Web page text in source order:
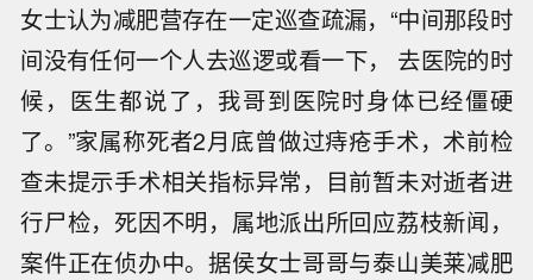
女士认为减肥营存在一定巡查疏漏，“中间那段时
间没有任何一个人去巡逻或看一下， 去医院的时
候，医生都说了，我哥到医院时身体已经僵硬
了。”家属称死者2月底曾做过痔疮手术，术前检
查未提示手术相关指标异常，目前暂未对逝者进
行尸检，死因不明，属地派出所回应荔枝新闻，
案件正在侦办中。据侯女士哥哥与泰山美莱减肥